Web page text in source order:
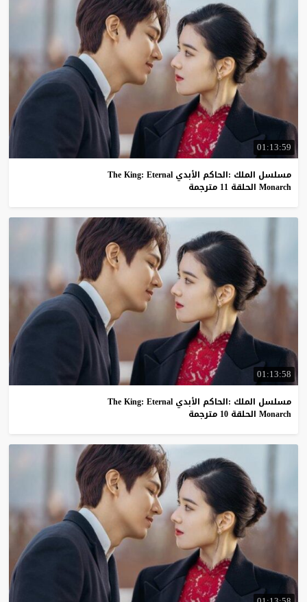
01:13:59
مسلسل الملك :الحاكم الأبدي The King: Eternal
Monarch الحلقة 11 مترجمة
01:13:58
مسلسل الملك :الحاكم الأبدي The King: Eternal
Monarch الحلقة 10 مترجمة